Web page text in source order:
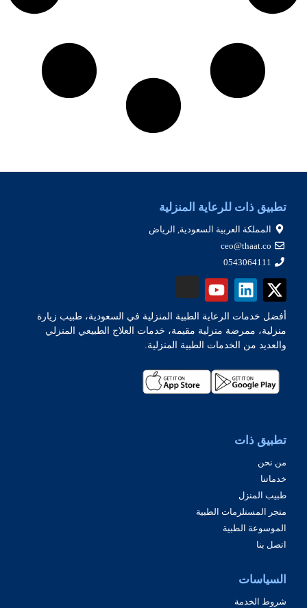
تطبيق ذات للرعاية المنزلية
المملكة العربية السعودية, الرياض
ceo@thaat.co
0543064111
أفضل خدمات الرعاية الطبية المنزلية في السعودية، طبيب زيارة
منزلية، ممرضة منزلية مقيمة، خدمات العلاج الطبيعي المنزلي
والعديد من الخدمات الطبية المنزلية.
تطبيق ذات
من نحن
خدماتنا
طبيب المنزل
متجر المستلزمات الطبية
الموسوعة الطبية
اتصل بنا
السياسات
شروط الخدمة